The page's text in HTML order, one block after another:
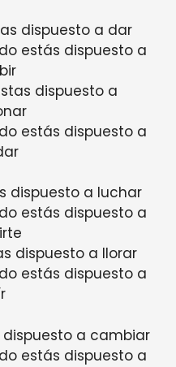
dispuesto a dar
estás dispuesto a
dispuesto a
estás dispuesto a
dispuesto a luchar
estás dispuesto a
dispuesto a llorar
estás dispuesto a
a cambiar
estás dispuesto a